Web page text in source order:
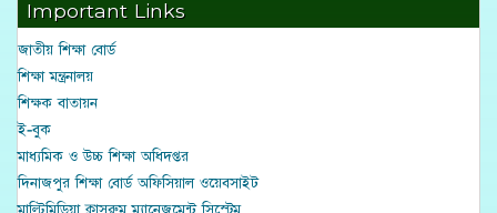
Important Links
জাতীয় শিক্ষা বোর্ড
শিক্ষা মন্ত্রনালয়
শিক্ষক বাতায়ন
ই-বুক
মাধ্যমিক ও উচ্চ শিক্ষা অধিদপ্তর
দিনাজপুর শিক্ষা বোর্ড অফিসিয়াল ওয়েবসাইট